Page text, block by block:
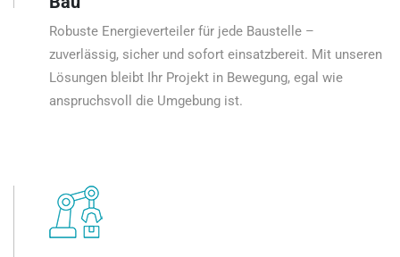
Robuste Energieverteiler für jede Baustelle –
zuverlässig, sicher und sofort einsatzbereit. Mit unseren
Lösungen bleibt Ihr Projekt in Bewegung, egal wie
anspruchsvoll die Umgebung ist.